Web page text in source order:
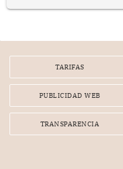
TARIFAS
PUBLICIDAD WEB
TRANSPARENCIA